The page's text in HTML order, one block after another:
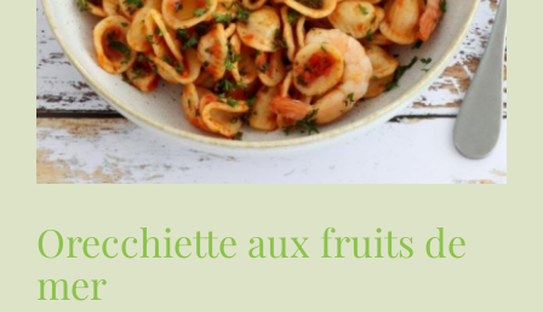
Orecchiette aux fruits de
mer